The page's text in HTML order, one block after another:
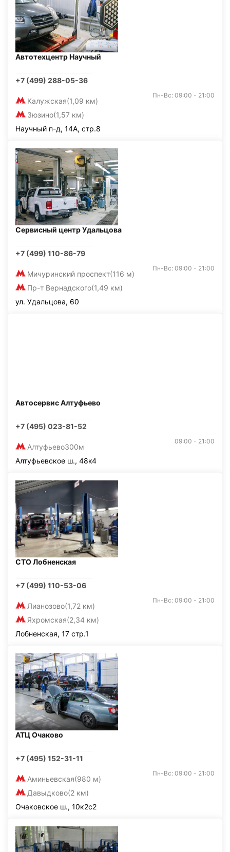
Автотехцентр Научный
+7 (499) 288-05-36
Калужская(1,09 км)
Зюзино(1,57 км)
Пн-Вс: 09:00 - 21:00
Научный п-д, 14А, стр.8
Сервисный центр Удальцова
+7 (499) 110-86-79
Мичуринский проспект(116 м)
Пр-т Вернадского(1,49 км)
Пн-Вс: 09:00 - 21:00
ул. Удальцова, 60
Автосервис Алтуфьево
+7 (495) 023-81-52
Алтуфьево300м
09:00 - 21:00
Алтуфьевское ш., 48к4
СТО Лобненская
+7 (499) 110-53-06
Лианозово(1,72 км)
Яхромская(2,34 км)
Пн-Вс: 09:00 - 21:00
Лобненская, 17 стр.1
АТЦ Очаково
+7 (495) 152-31-11
Аминьевская(980 м)
Давыдково(2 км)
Пн-Вс: 09:00 - 21:00
Очаковское ш., 10к2с2